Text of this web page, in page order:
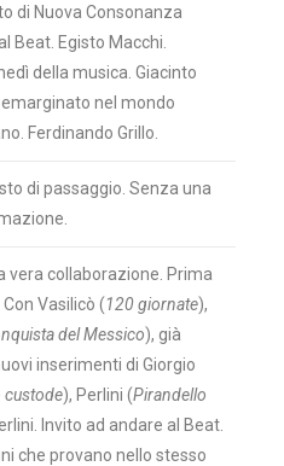
di Nuova Consonanza
Beat. Egisto Macchi.
della musica. Giacinto
nel mondo
Ferdinando Grillo.
di passaggio. Senza una
vera collaborazione. Prima
Vasilicò (120 giornate),
del Messico), già
inserimenti di Giorgio
custode), Perlini (Pirandello
Invito ad andare al Beat.
che provano nello stesso